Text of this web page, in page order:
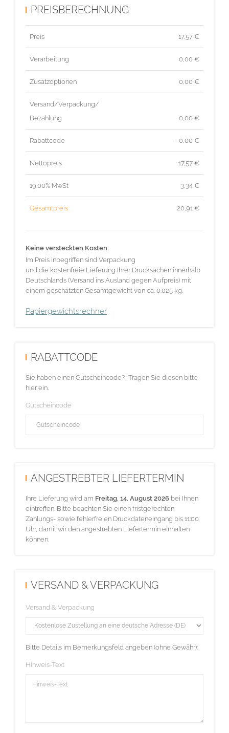
PREISBERECHNUNG
Preis 17,57 €
Verarbeitung 0,00 €
Zusatzoptionen 0,00 €
Versand/Verpackung/
Bezahlung
0,00 €
Rabattcode - 0,00 €
Nettopreis 17,57 €
19.00% MwSt 3,34 €
Gesamtpreis 20,91 €
Keine versteckten Kosten:
Im Preis inbegriffen sind Verpackung
und die kostenfreie Lieferung Ihrer Drucksachen innerhalb
Deutschlands (Versand ins Ausland gegen Aufpreis) mit
einem geschätzten Gesamtgewicht von ca. 0.025 kg.
Papiergewichtsrechner
RABATTCODE
Sie haben einen Gutscheincode? -Tragen Sie diesen bitte
hier ein.
Gutscheincode
ANGESTREBTER LIEFERTERMIN
Ihre Lieferung wird am Freitag, 14. August 2026 bei Ihnen
eintreffen. Bitte beachten Sie einen fristgerechten
Zahlungs- sowie fehlerfreien Druckdateneingang bis 11:00
Uhr, damit wir den angestrebten Liefertermin einhalten
können.
VERSAND & VERPACKUNG
Versand & Verpackung
Bitte Details im Bemerkungsfeld angeben (ohne Gewähr):
Hinweis-Text